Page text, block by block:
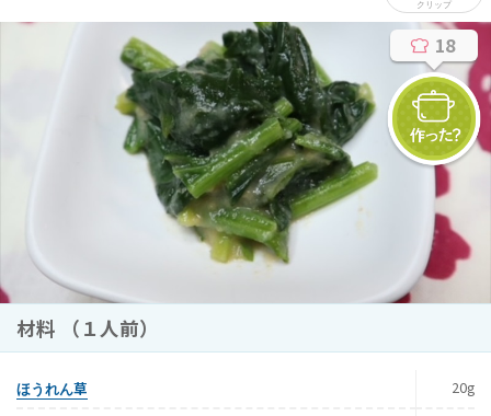
18
材料 （１人前）
ほうれん草 20g